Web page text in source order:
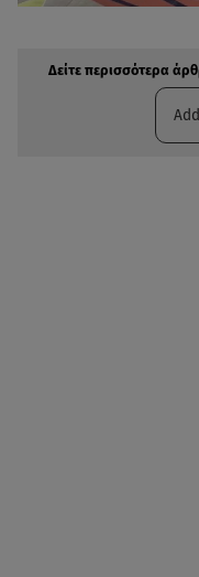
Δείτε περισσότερα